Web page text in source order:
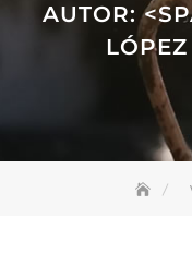
AUTOR: